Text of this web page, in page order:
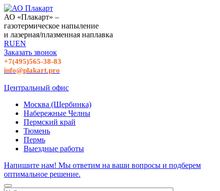
АО «Плакарт» –
газотермическое напыление
и лазерная/плазменная наплавка
RUEN
Заказать звонок
+7(495)565-38-83
info@plakart.pro
Центральный офис
Москва (Щербинка)
Набережные Челны
Пермский край
Тюмень
Пермь
Выездные работы
Напишите нам! Мы ответим на ваши вопросы и подберем
оптимальное решение.